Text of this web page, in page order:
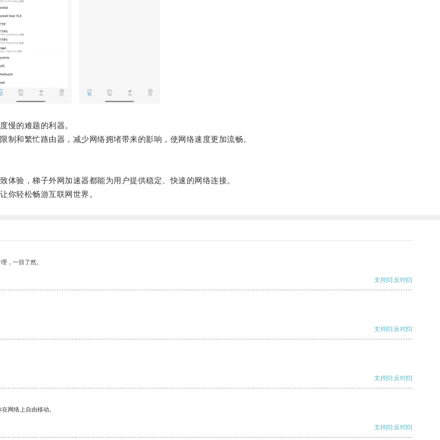
的难题的利器。
繁忙路由器，减少网络拥堵带来的影响，使网络速度更加流畅。
验，梯子外网加速器都能为用户提供稳定、快速的网络连接。
轻松畅游互联网世界。
，一目了然。
支持[0] 反对[0]
支持[0] 反对[0]
支持[0] 反对[0]
网络上自由移动。
支持[0] 反对[0]